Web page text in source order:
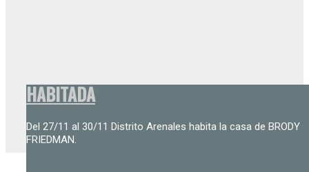
HABITADA
Del 27/11 al 30/11 Distrito Arenales habita la casa de BRODY
FRIEDMAN.